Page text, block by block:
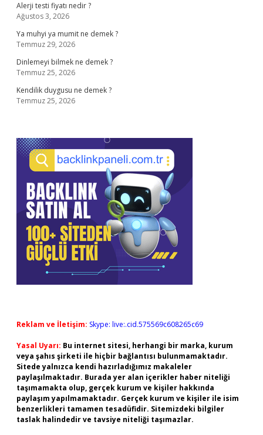
Alerji testi fiyatı nedir ?
Ağustos 3, 2026
Ya muhyi ya mumit ne demek ?
Temmuz 29, 2026
Dinlemeyi bilmek ne demek ?
Temmuz 25, 2026
Kendilik duygusu ne demek ?
Temmuz 25, 2026
Reklam ve İletişim: Skype: live:.cid.575569c608265c69
Yasal Uyarı: Bu internet sitesi, herhangi bir marka, kurum
veya şahıs şirketi ile hiçbir bağlantısı bulunmamaktadır.
Sitede yalnızca kendi hazırladığımız makaleler
paylaşılmaktadır. Burada yer alan içerikler haber niteliği
taşımamakta olup, gerçek kurum ve kişiler hakkında
paylaşım yapılmamaktadır. Gerçek kurum ve kişiler ile isim
benzerlikleri tamamen tesadüfidir. Sitemizdeki bilgiler
taslak halindedir ve tavsiye niteliği taşımazlar.